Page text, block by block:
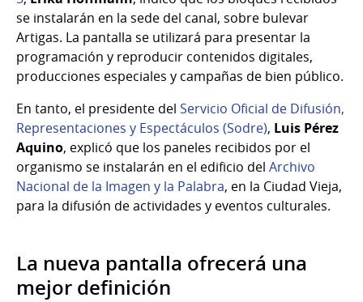
se instalarán en la sede del canal, sobre bulevar
Artigas. La pantalla se utilizará para presentar la
programación y reproducir contenidos digitales,
producciones especiales y campañas de bien público.
En tanto, el presidente del Servicio Oficial de Difusión,
Representaciones y Espectáculos (Sodre), Luis Pérez
Aquino, explicó que los paneles recibidos por el
organismo se instalarán en el edificio del Archivo
Nacional de la Imagen y la Palabra, en la Ciudad Vieja,
para la difusión de actividades y eventos culturales.
La nueva pantalla ofrecerá una
mejor definición